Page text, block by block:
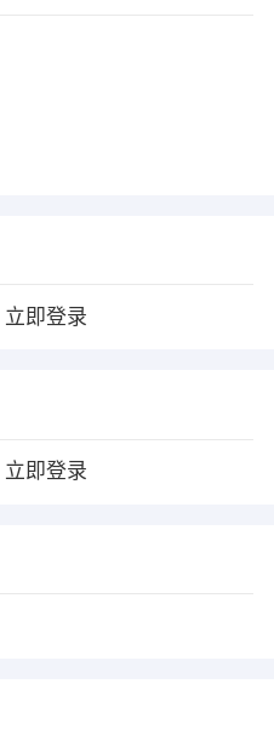
立即登录
立即登录